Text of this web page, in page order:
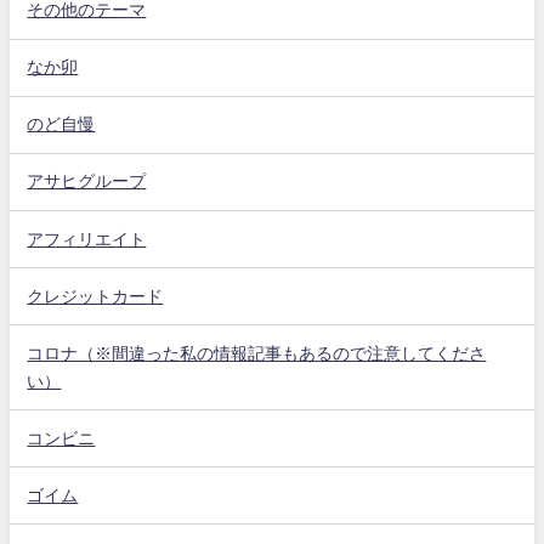
その他のテーマ
なか卯
のど自慢
アサヒグループ
アフィリエイト
クレジットカード
コロナ（※間違った私の情報記事もあるので注意してくださ
い）
コンビニ
ゴイム